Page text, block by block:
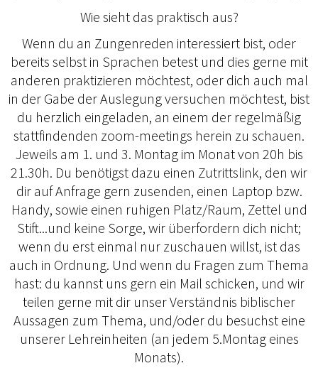
Wie sieht das praktisch aus?
Wenn du an Zungenreden interessiert bist, oder
bereits selbst in Sprachen betest und dies gerne mit
anderen praktizieren möchtest, oder dich auch mal
in der Gabe der Auslegung versuchen möchtest, bist
du herzlich eingeladen, an einem der regelmäßig
stattfindenden zoom-meetings herein zu schauen.
Jeweils am 1. und 3. Montag im Monat von 20h bis
21.30h. Du benötigst dazu einen Zutrittslink, den wir
dir auf Anfrage gern zusenden, einen Laptop bzw.
Handy, sowie einen ruhigen Platz/Raum, Zettel und
Stift...und keine Sorge, wir überfordern dich nicht;
wenn du erst einmal nur zuschauen willst, ist das
auch in Ordnung. Und wenn du Fragen zum Thema
hast: du kannst uns gern ein Mail schicken, und wir
teilen gerne mit dir unser Verständnis biblischer
Aussagen zum Thema, und/oder du besuchst eine
unserer Lehreinheiten (an jedem 5.Montag eines
Monats).